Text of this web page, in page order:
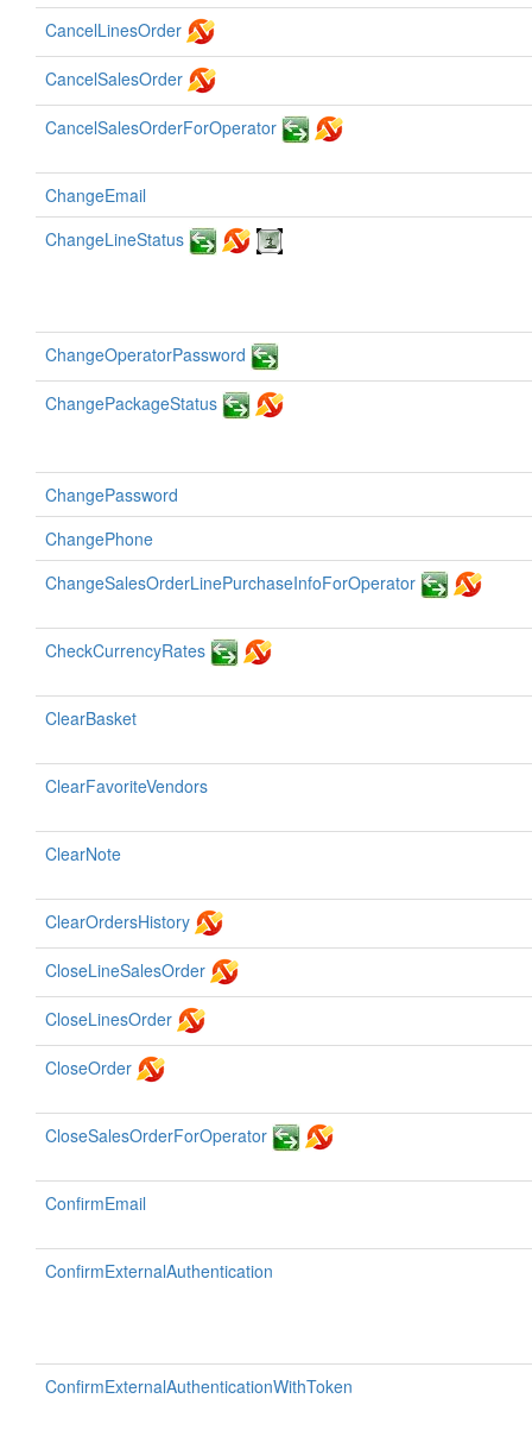
CancelLinesOrder
CancelSalesOrder
CancelSalesOrderForOperator
ChangeEmail
ChangeLineStatus
ChangeOperatorPassword
ChangePackageStatus
ChangePassword
ChangePhone
ChangeSalesOrderLinePurchaseInfoForOperator
CheckCurrencyRates
ClearBasket
ClearFavoriteVendors
ClearNote
ClearOrdersHistory
CloseLineSalesOrder
CloseLinesOrder
CloseOrder
CloseSalesOrderForOperator
ConfirmEmail
ConfirmExternalAuthentication
ConfirmExternalAuthenticationWithToken